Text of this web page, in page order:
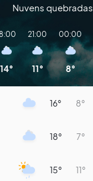
Nuvens quebradas
14°
21:00
11°
00:00
8°
16° 8°
18° 7°
15° 11°